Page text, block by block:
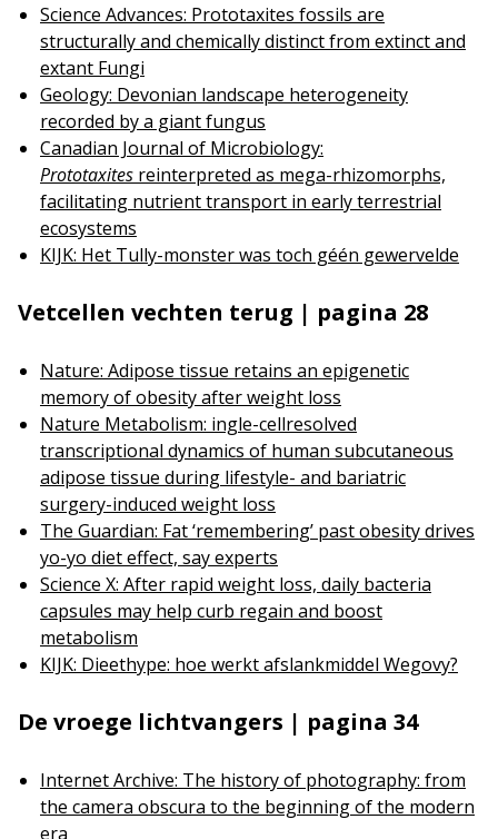
Science Advances: Prototaxites fossils are
structurally and chemically distinct from extinct and
extant Fungi
Geology: Devonian landscape heterogeneity
recorded by a giant fungus
Canadian Journal of Microbiology:
Prototaxites reinterpreted as mega-rhizomorphs,
facilitating nutrient transport in early terrestrial
ecosystems
KIJK: Het Tully-monster was toch géén gewervelde
Vetcellen vechten terug | pagina 28
Nature: Adipose tissue retains an epigenetic
memory of obesity after weight loss
Nature Metabolism: ingle-cellresolved
transcriptional dynamics of human subcutaneous
adipose tissue during lifestyle- and bariatric
surgery-induced weight loss
The Guardian: Fat ‘remembering’ past obesity drives
yo-yo diet effect, say experts
Science X: After rapid weight loss, daily bacteria
capsules may help curb regain and boost
metabolism
KIJK: Dieethype: hoe werkt afslankmiddel Wegovy?
De vroege lichtvangers | pagina 34
Internet Archive: The history of photography: from
the camera obscura to the beginning of the modern
era